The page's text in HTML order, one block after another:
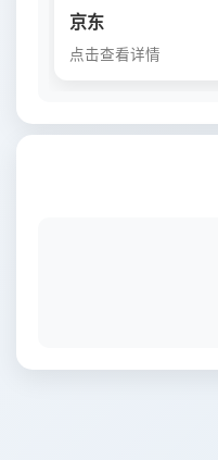
京东
点击查看详情